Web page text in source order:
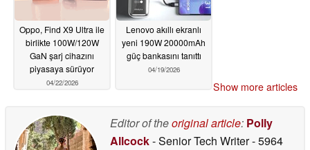
Oppo, Find X9 Ultra ile
birlikte 100W/120W
GaN şarj cihazını
piyasaya sürüyor
04/22/2026
Lenovo akıllı ekranlı
yeni 190W 20000mAh
güç bankasını tanıttı
04/19/2026
Show more articles
Editor of theoriginal article: Polly
Allcock- Senior Tech Writer- 5964